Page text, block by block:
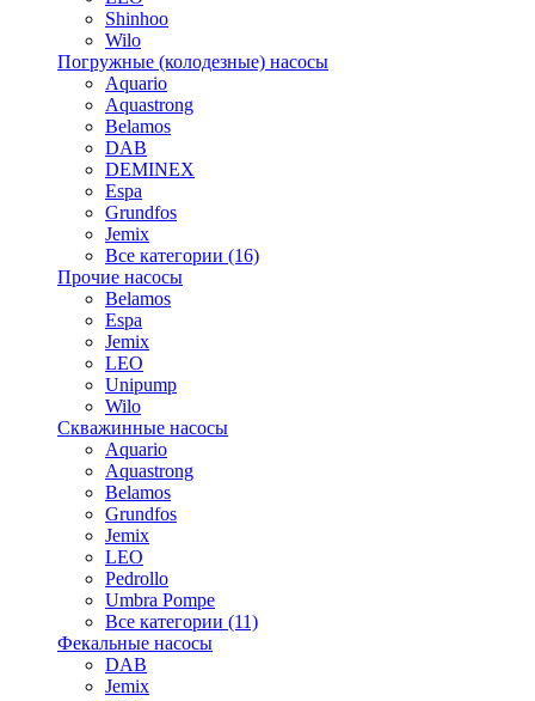
Shinhoo
Wilo
Погружные (колодезные) насосы
Aquario
Aquastrong
Belamos
DAB
DEMINEX
Espa
Grundfos
Jemix
Все категории (16)
Прочие насосы
Belamos
Espa
Jemix
LEO
Unipump
Wilo
Скважинные насосы
Aquario
Aquastrong
Belamos
Grundfos
Jemix
LEO
Pedrollo
Umbra Pompe
Все категории (11)
Фекальные насосы
DAB
Jemix